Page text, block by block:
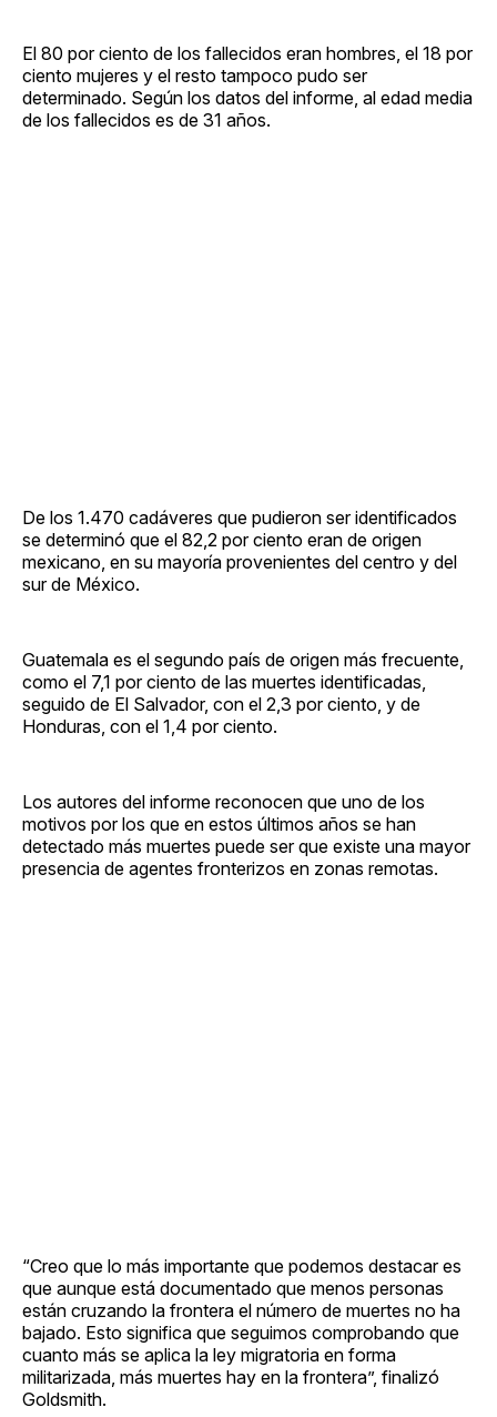
El 80 por ciento de los fallecidos eran hombres, el 18 por
ciento mujeres y el resto tampoco pudo ser
determinado. Según los datos del informe, al edad media
de los fallecidos es de 31 años.
De los 1.470 cadáveres que pudieron ser identificados
se determinó que el 82,2 por ciento eran de origen
mexicano, en su mayoría provenientes del centro y del
sur de México.
Guatemala es el segundo país de origen más frecuente,
como el 7,1 por ciento de las muertes identificadas,
seguido de El Salvador, con el 2,3 por ciento, y de
Honduras, con el 1,4 por ciento.
Los autores del informe reconocen que uno de los
motivos por los que en estos últimos años se han
detectado más muertes puede ser que existe una mayor
presencia de agentes fronterizos en zonas remotas.
“Creo que lo más importante que podemos destacar es
que aunque está documentado que menos personas
están cruzando la frontera el número de muertes no ha
bajado. Esto significa que seguimos comprobando que
cuanto más se aplica la ley migratoria en forma
militarizada, más muertes hay en la frontera”, finalizó
Goldsmith.